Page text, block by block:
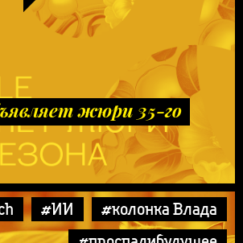
жюри 35-го
#ИИ
#колонка Влада